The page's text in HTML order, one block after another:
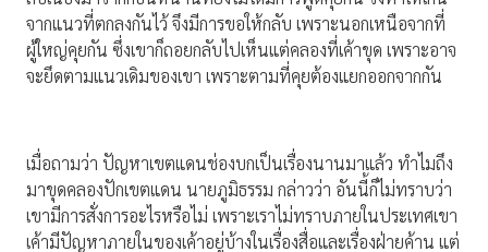
จากแนวที่ตกลงกันไว้ จึงมีการขอให้กลับ เพราะนอกเหนือจากที่
ผู้ใหญ่คุยกัน ซึ่งเขาก็ถอยกลับไปเห็นแต่คลองที่เค้าขุด เพราะอาจ
จะยึดตามแนวเดิมของเขา เพราะตามที่คุยต้องแยกออกจากกัน
เมื่อถามว่า ปัญหาเขตแดนช่องบกเป็นเรื่องนานมาแล้ว ทำไมถึง
มาขุดคลองปักเขตแดน นายภูมิธรรม กล่าวว่า อันนี้ก็ไม่ทราบว่า
เขามีการสั่งการอะไรหรือไม่ เพราะเราไม่ทราบภายในประเทศเขา
เค้ามีปัญหาภายในของเค้าอยู่บ้างในเรื่องสื่อและเรื่องฝ่ายค้าน แต่